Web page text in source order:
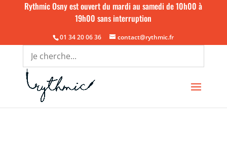
Rythmic Osny est ouvert du mardi au samedi de 10h00 à
19h00 sans interruption
01 34 20 06 36 contact@rythmic.fr